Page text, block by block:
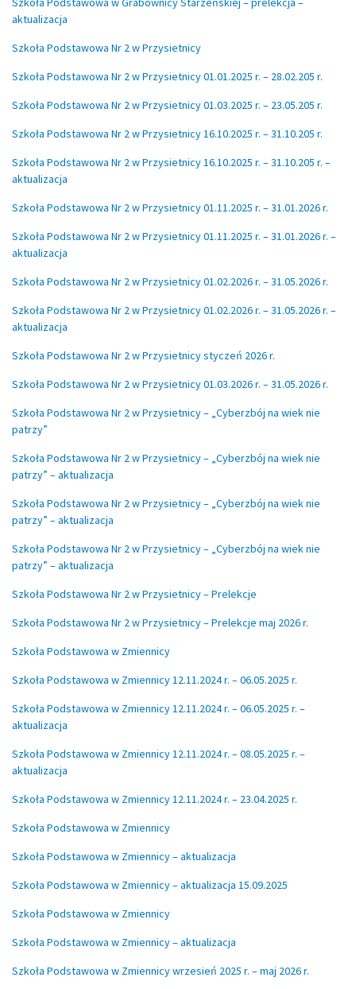
aktualizacja
Szkoła Podstawowa Nr 2 w Przysietnicy
Szkoła Podstawowa Nr 2 w Przysietnicy 01.01.2025 r. – 28.02.205 r.
Szkoła Podstawowa Nr 2 w Przysietnicy 01.03.2025 r. – 23.05.205 r.
Szkoła Podstawowa Nr 2 w Przysietnicy 16.10.2025 r. – 31.10.205 r.
Szkoła Podstawowa Nr 2 w Przysietnicy 16.10.2025 r. – 31.10.205 r. –
aktualizacja
Szkoła Podstawowa Nr 2 w Przysietnicy 01.11.2025 r. – 31.01.2026 r.
Szkoła Podstawowa Nr 2 w Przysietnicy 01.11.2025 r. – 31.01.2026 r. –
aktualizacja
Szkoła Podstawowa Nr 2 w Przysietnicy 01.02.2026 r. – 31.05.2026 r.
Szkoła Podstawowa Nr 2 w Przysietnicy 01.02.2026 r. – 31.05.2026 r. –
aktualizacja
Szkoła Podstawowa Nr 2 w Przysietnicy styczeń 2026 r.
Szkoła Podstawowa Nr 2 w Przysietnicy 01.03.2026 r. – 31.05.2026 r.
Szkoła Podstawowa Nr 2 w Przysietnicy – „Cyberzbój na wiek nie
patrzy”
Szkoła Podstawowa Nr 2 w Przysietnicy – „Cyberzbój na wiek nie
patrzy” – aktualizacja
Szkoła Podstawowa Nr 2 w Przysietnicy – „Cyberzbój na wiek nie
patrzy” – aktualizacja
Szkoła Podstawowa Nr 2 w Przysietnicy – „Cyberzbój na wiek nie
patrzy” – aktualizacja
Szkoła Podstawowa Nr 2 w Przysietnicy – Prelekcje
Szkoła Podstawowa Nr 2 w Przysietnicy – Prelekcje maj 2026 r.
Szkoła Podstawowa w Zmiennicy
Szkoła Podstawowa w Zmiennicy 12.11.2024 r. – 06.05.2025 r.
Szkoła Podstawowa w Zmiennicy 12.11.2024 r. – 06.05.2025 r. –
aktualizacja
Szkoła Podstawowa w Zmiennicy 12.11.2024 r. – 08.05.2025 r. –
aktualizacja
Szkoła Podstawowa w Zmiennicy 12.11.2024 r. – 23.04.2025 r.
Szkoła Podstawowa w Zmiennicy
Szkoła Podstawowa w Zmiennicy – aktualizacja
Szkoła Podstawowa w Zmiennicy – aktualizacja 15.09.2025
Szkoła Podstawowa w Zmiennicy
Szkoła Podstawowa w Zmiennicy – aktualizacja
Szkoła Podstawowa w Zmiennicy wrzesień 2025 r. – maj 2026 r.